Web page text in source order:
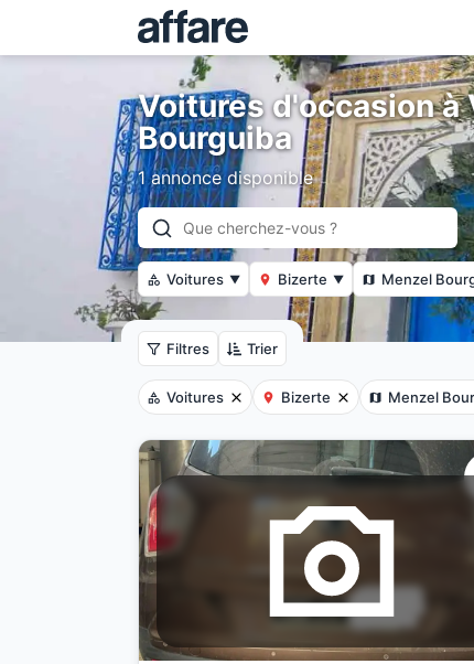
Voitures d'occasion à
Bourguiba
1 annonce disponible
Voitures ▼ Bizerte ▼ Menzel
Filtres Trier
Voitures Bizerte Menzel